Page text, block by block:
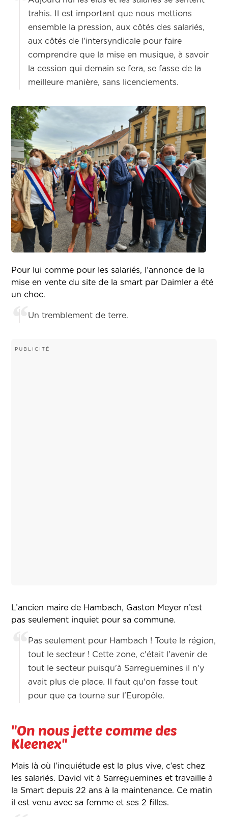
trahis. Il est important que nous mettions
ensemble la pression, aux côtés des salariés,
aux côtés de l'intersyndicale pour faire
comprendre que la mise en musique, à savoir
la cession qui demain se fera, se fasse de la
meilleure manière, sans licenciements.
Pour lui comme pour les salariés, l’annonce de la
mise en vente du site de la smart par Daimler a été
un choc.
Un tremblement de terre.
L’ancien maire de Hambach, Gaston Meyer n’est
pas seulement inquiet pour sa commune.
Pas seulement pour Hambach ! Toute la région,
tout le secteur ! Cette zone, c'était l'avenir de
tout le secteur puisqu'à Sarreguemines il n'y
avait plus de place. Il faut qu'on fasse tout
pour que ça tourne sur l'Europôle.
"On nous jette comme des
Kleenex"
Mais là où l’inquiétude est la plus vive, c’est chez
les salariés. David vit à Sarreguemines et travaille à
la Smart depuis 22 ans à la maintenance. Ce matin
il est venu avec sa femme et ses 2 filles.